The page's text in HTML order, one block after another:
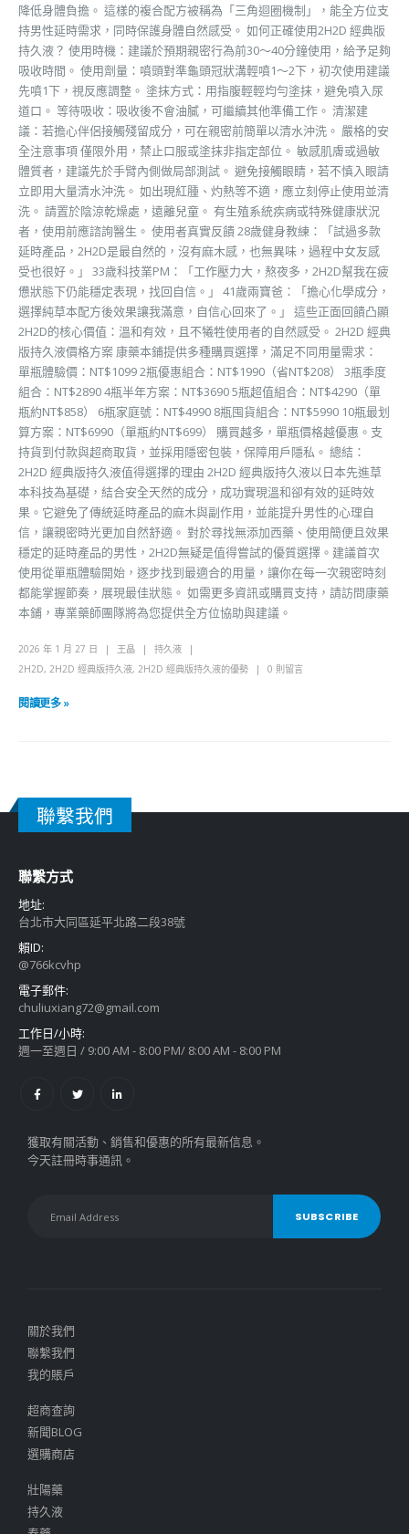
降低身體負擔。 這樣的複合配方被稱為「三角迴圈機制」，能全方位支
持男性延時需求，同時保護身體自然感受。 如何正確使用2H2D 經典版
持久液？ 使用時機：建議於預期親密行為前30～40分鐘使用，給予足夠
吸收時間。 使用劑量：噴頭對準龜頭冠狀溝輕噴1～2下，初次使用建議
先噴1下，視反應調整。 塗抹方式：用指腹輕輕均勻塗抹，避免噴入尿
道口。 等待吸收：吸收後不會油膩，可繼續其他準備工作。 清潔建
議：若擔心伴侶接觸殘留成分，可在親密前簡單以清水沖洗。 嚴格的安
全注意事項 僅限外用，禁止口服或塗抹非指定部位。 敏感肌膚或過敏
體質者，建議先於手臂內側做局部測試。 避免接觸眼睛，若不慎入眼請
立即用大量清水沖洗。 如出現紅腫、灼熱等不適，應立刻停止使用並清
洗。 請置於陰涼乾燥處，遠離兒童。 有生殖系統疾病或特殊健康狀況
者，使用前應諮詢醫生。 使用者真實反饋 28歲健身教練：「試過多款
延時產品，2H2D是最自然的，沒有麻木感，也無異味，過程中女友感
受也很好。」 33歲科技業PM：「工作壓力大，熬夜多，2H2D幫我在疲
憊狀態下仍能穩定表現，找回自信。」 41歲兩寶爸：「擔心化學成分，
選擇純草本配方後效果讓我滿意，自信心回來了。」 這些正面回饋凸顯
2H2D的核心價值：溫和有效，且不犧牲使用者的自然感受。 2H2D 經典
版持久液價格方案 康藥本鋪提供多種購買選擇，滿足不同用量需求：
單瓶體驗價：NT$1099 2瓶優惠組合：NT$1990（省NT$208） 3瓶季度
組合：NT$2890 4瓶半年方案：NT$3690 5瓶超值組合：NT$4290（單
瓶約NT$858） 6瓶家庭號：NT$4990 8瓶囤貨組合：NT$5990 10瓶最划
算方案：NT$6990（單瓶約NT$699） 購買越多，單瓶價格越優惠。支
持貨到付款與超商取貨，並採用隱密包裝，保障用戶隱私。 總結：
2H2D 經典版持久液值得選擇的理由 2H2D 經典版持久液以日本先進草
本科技為基礎，結合安全天然的成分，成功實現溫和卻有效的延時效
果。它避免了傳統延時產品的麻木與副作用，並能提升男性的心理自
信，讓親密時光更加自然舒適。 對於尋找無添加西藥、使用簡便且效果
穩定的延時產品的男性，2H2D無疑是值得嘗試的優質選擇。建議首次
使用從單瓶體驗開始，逐步找到最適合的用量，讓你在每一次親密時刻
都能掌握節奏，展現最佳狀態。 如需更多資訊或購買支持，請訪問康藥
本鋪，專業藥師團隊將為您提供全方位協助與建議。
2026 年 1 月 27 日 王晶
持久液
2H2D, 2H2D 經典版持久液, 2H2D 經典版持久液的優勢 0 則留言
閱讀更多 »
聯繫我們
聯繫方式
地址:
台北市大同區延平北路二段38號
賴ID:
@766kcvhp
電子郵件:
chuliuxiang72@gmail.com
工作日/小時:
週一至週日 / 9:00 AM - 8:00 PM/ 8:00 AM - 8:00 PM
獲取有關活動、銷售和優惠的所有最新信息。
今天註冊時事通訊。
關於我們
聯繫我們
我的賬戶
超商查詢
新聞BLOG
選購商店
壯陽藥
持久液